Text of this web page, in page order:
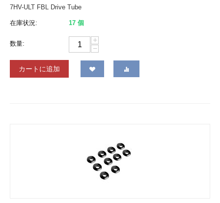
7HV-ULT FBL Drive Tube
在庫状況: 17 個
数量:
+
−
カートに追加